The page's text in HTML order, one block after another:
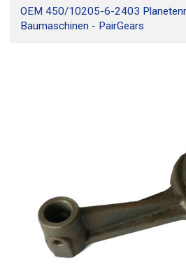
OEM 450/10205-6-2403
Baumaschinen - PairGears